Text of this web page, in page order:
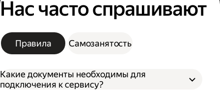
Нас часто спрашивают
Правила Самозанятость
Какие документы необходимы для
подключения к сервису?